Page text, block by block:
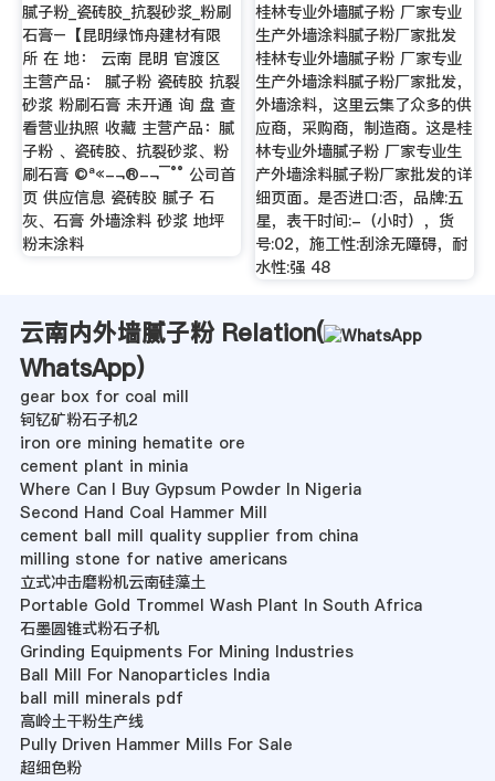
腻子粉_瓷砖胶_抗裂砂浆_粉刷
石膏–【昆明绿饰舟建材有限
所 在 地： 云南 昆明 官渡区
主营产品： 腻子粉 瓷砖胶 抗裂
砂浆 粉刷石膏 未开通 询 盘 查
看营业执照 收藏 主营产品：腻
子粉 、瓷砖胶、抗裂砂浆、粉
刷石膏 ©ª«-¬­­®-¬¯°° 公司首
页 供应信息 瓷砖胶 腻子 石
灰、石膏 外墙涂料 砂浆 地坪
粉末涂料
桂林专业外墙腻子粉 厂家专业
生产外墙涂料腻子粉厂家批发
桂林专业外墙腻子粉 厂家专业
生产外墙涂料腻子粉厂家批发，
外墙涂料，这里云集了众多的供
应商，采购商，制造商。这是桂
林专业外墙腻子粉 厂家专业生
产外墙涂料腻子粉厂家批发的详
细页面。是否进口:否，品牌:五
星，表干时间:-（小时），货
号:02，施工性:刮涂无障碍，耐
水性:强 48
云南内外墙腻子粉 Relation(
WhatsApp)
gear box for coal mill
钶钇矿粉石子机2
iron ore mining hematite ore
cement plant in minia
Where Can I Buy Gypsum Powder In Nigeria
Second Hand Coal Hammer Mill
cement ball mill quality supplier from china
milling stone for native americans
立式冲击磨粉机云南硅藻土
Portable Gold Trommel Wash Plant In South Africa
石墨圆锥式粉石子机
Grinding Equipments For Mining Industries
Ball Mill For Nanoparticles India
ball mill minerals pdf
高岭土干粉生产线
Pully Driven Hammer Mills For Sale
超细色粉